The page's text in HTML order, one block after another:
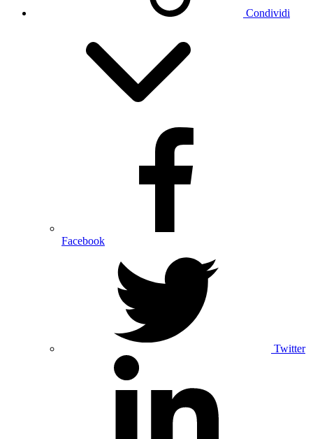
Condividi
Facebook
Twitter